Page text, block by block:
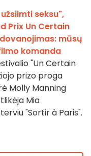
seksu",
Prix Un Certain
mūsų
komanda
"Un Certain
prizo proga
Molly Manning
Mia
"Sortir à Paris".